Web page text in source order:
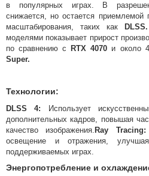
в популярных играх. В
снижается, но остается приемлемой
масштабирования, таких как
DLSS.
моделями показывает прирост
по сравнению с
RTX 4070 и около
Super.
Технологии:
DLSS 4: Использует
дополнительных кадров, повышая
качество изображения.​ Ray Tracing:
освещение и отражения,
поддерживаемых играх.​
Энергопотребление и